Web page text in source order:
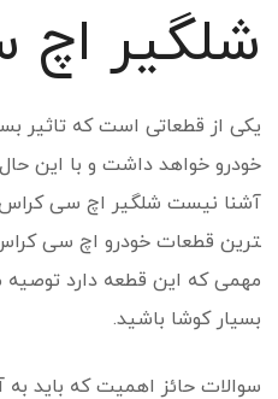
شلگیر
یکی از قطعاتی است که تاثیر
خودرو خواهد داشت و با این حال
ترین قطعات خودرو اچ سی
مهمی که این قطعه دارد
بسیار کوشا باشید.
سوالات حائز اهمیت که باید